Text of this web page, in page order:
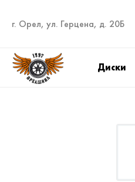
г. Орел, ул. Герцена, д. 20Б
Диски